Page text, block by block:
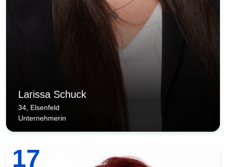
Larissa Schuck
34, Elsenfeld
Unternehmerin
17